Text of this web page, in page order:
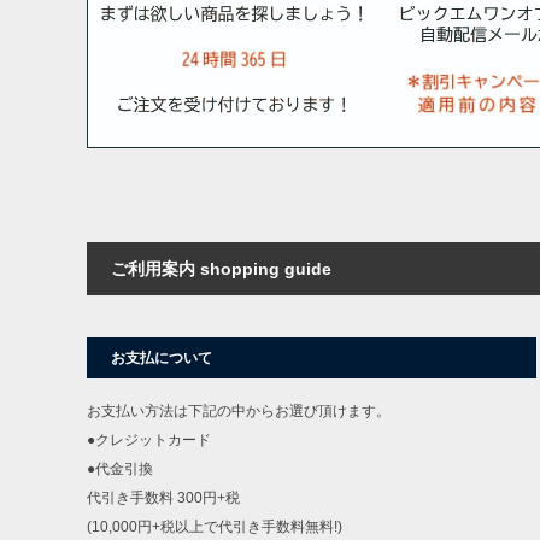
ご利用案内 shopping guide
お支払について
お支払い方法は下記の中からお選び頂けます。
●クレジットカード
●代金引換
代引き手数料 300円+税
(10,000円+税以上で代引き手数料無料!)